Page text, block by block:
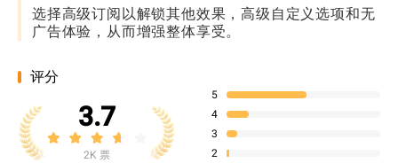
选择高级订阅以解锁其他效果，高级自定义选项和无
广告体验，从而增强整体享受。
评分
3.7
2K 票
5
4
3
2